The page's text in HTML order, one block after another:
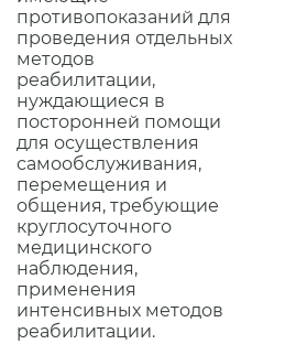
противопоказаний для
проведения отдельных
методов
реабилитации,
нуждающиеся в
посторонней помощи
для осуществления
самообслуживания,
перемещения и
общения, требующие
круглосуточного
медицинского
наблюдения,
применения
интенсивных методов
реабилитации.